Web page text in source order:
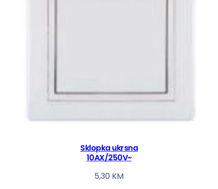
Sklopka ukrsna
10AX/250V~
5,30 KM